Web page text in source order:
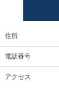
住所
電話番号
アクセス